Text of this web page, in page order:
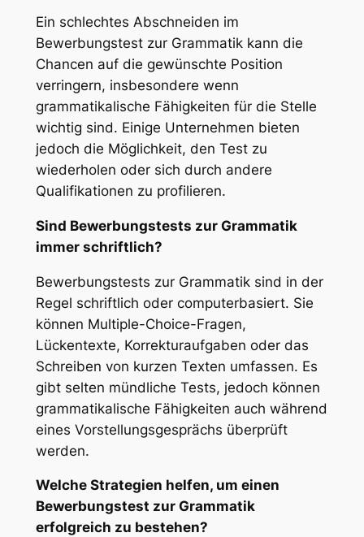
Ein schlechtes Abschneiden im
Bewerbungstest zur Grammatik kann die
Chancen auf die gewünschte Position
verringern, insbesondere wenn
grammatikalische Fähigkeiten für die Stelle
wichtig sind. Einige Unternehmen bieten
jedoch die Möglichkeit, den Test zu
wiederholen oder sich durch andere
Qualifikationen zu profilieren.
Sind Bewerbungstests zur Grammatik
immer schriftlich?
Bewerbungstests zur Grammatik sind in der
Regel schriftlich oder computerbasiert. Sie
können Multiple-Choice-Fragen,
Lückentexte, Korrekturaufgaben oder das
Schreiben von kurzen Texten umfassen. Es
gibt selten mündliche Tests, jedoch können
grammatikalische Fähigkeiten auch während
eines Vorstellungsgesprächs überprüft
werden.
Welche Strategien helfen, um einen
Bewerbungstest zur Grammatik
erfolgreich zu bestehen?